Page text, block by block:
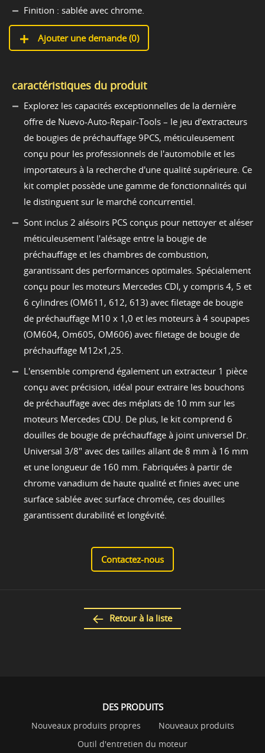
Finition : sablée avec chrome.
Ajouter une demande (0)
caractéristiques du produit
Explorez les capacités exceptionnelles de la dernière
offre de Nuevo-Auto-Repair-Tools – le jeu d'extracteurs
de bougies de préchauffage 9PCS, méticuleusement
conçu pour les professionnels de l'automobile et les
importateurs à la recherche d'une qualité supérieure. Ce
kit complet possède une gamme de fonctionnalités qui
le distinguent sur le marché concurrentiel.
Sont inclus 2 alésoirs PCS conçus pour nettoyer et aléser
méticuleusement l'alésage entre la bougie de
préchauffage et les chambres de combustion,
garantissant des performances optimales. Spécialement
conçu pour les moteurs Mercedes CDI, y compris 4, 5 et
6 cylindres (OM611, 612, 613) avec filetage de bougie
de préchauffage M10 x 1,0 et les moteurs à 4 soupapes
(OM604, Om605, OM606) avec filetage de bougie de
préchauffage M12x1,25.
L'ensemble comprend également un extracteur 1 pièce
conçu avec précision, idéal pour extraire les bouchons
de préchauffage avec des méplats de 10 mm sur les
moteurs Mercedes CDU. De plus, le kit comprend 6
douilles de bougie de préchauffage à joint universel Dr.
Universal 3/8" avec des tailles allant de 8 mm à 16 mm
et une longueur de 160 mm. Fabriquées à partir de
chrome vanadium de haute qualité et finies avec une
surface sablée avec surface chromée, ces douilles
garantissent durabilité et longévité.
Contactez-nous
Retour à la liste
DES PRODUITS
Nouveaux produits propres
Nouveaux produits
Outil d'entretien du moteur